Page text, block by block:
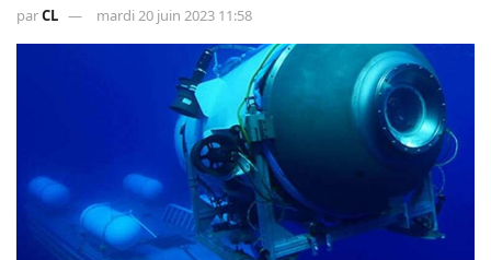
parCL mardi 20 juin 2023 11:58